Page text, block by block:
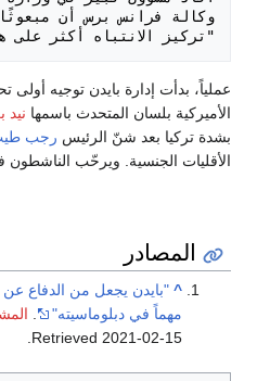
"تركيز الانتباه أكثر على
عملياً، بدأت إدارة بايدن توجيه أولى
الأميركية بلسان المتحدث باسمها نيد
بشدة تركيا بعد شنّ الرئيس رجب
الأقليات الجنسية. ويرحّب الناشطون
المصادر
^ "بايدن يجعل من الدفاع عن
مهماً في دبلوماسيته"
Retrieved 2021-02-15